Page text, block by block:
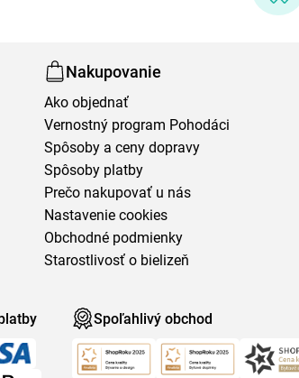
Nakupovanie
Ako objednať
Vernostný program Pohodáci
Spôsoby a ceny dopravy
Spôsoby platby
Prečo nakupovať u nás
Nastavenie cookies
Obchodné podmienky
Starostlivosť o bielizeň
Spoľahlivý obchod